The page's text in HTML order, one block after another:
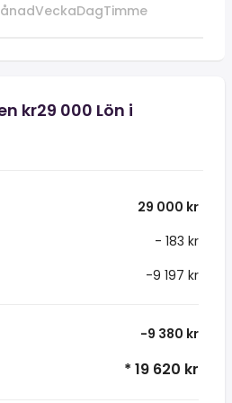
VeckaDagTimme
kr29 000 Lön i
29 000 kr
- 183 kr
-9 197 kr
-9 380 kr
* 19 620 kr